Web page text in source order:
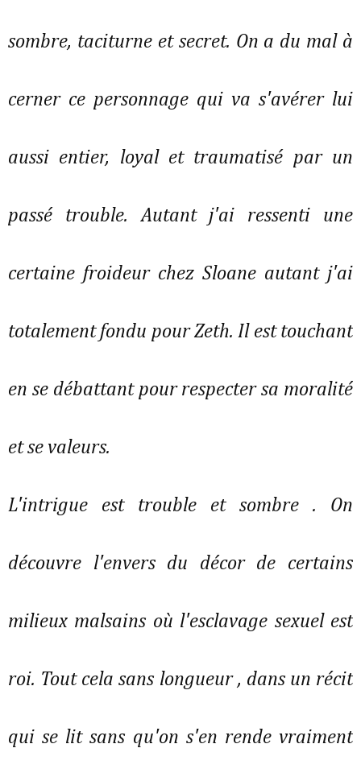
sombre, taciturne et secret. On a du mal à
cerner ce personnage qui va s'avérer lui
aussi entier, loyal et traumatisé par un
passé trouble. Autant j'ai ressenti une
certaine froideur chez Sloane autant j'ai
totalement fondu pour Zeth. Il est touchant
en se débattant pour respecter sa moralité
et se valeurs.
L'intrigue est trouble et sombre . On
découvre l'envers du décor de certains
milieux malsains où l'esclavage sexuel est
roi. Tout cela sans longueur , dans un récit
qui se lit sans qu'on s'en rende vraiment